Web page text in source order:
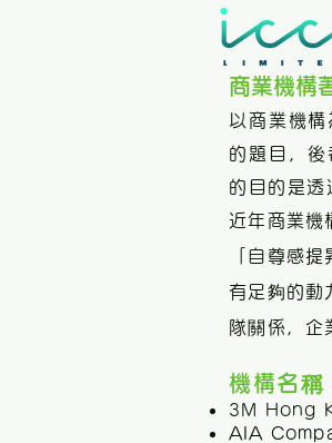
商業機構
以商業機
的題目，
的目的是透
近年商業機
「自尊感
有足夠的動
隊關係，企
機構名稱
3M Hong
AIA